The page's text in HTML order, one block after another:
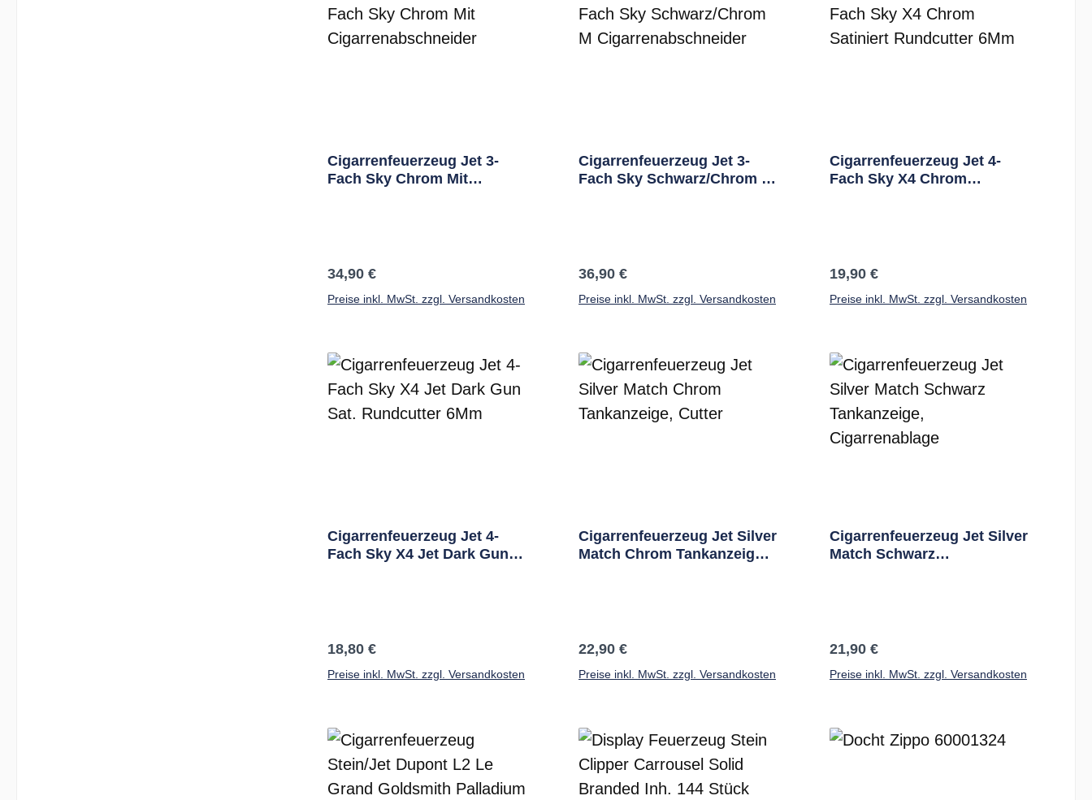
Cigarrenfeuerzeug Jet 3-
Fach Sky Chrom Mit
Regulärer Preis:
34,90 €
Preise inkl. MwSt. zzgl. Versandkosten
Cigarrenfeuerzeug Jet 3-
Fach Sky Schwarz/Chrom M
Regulärer Preis:
36,90 €
Preise inkl. MwSt. zzgl. Versandkosten
Cigarrenfeuerzeug Jet 4-
Fach Sky X4 Chrom
Regulärer Preis:
19,90 €
Preise inkl. MwSt. zzgl. Versandkosten
Cigarrenfeuerzeug Jet 4-
Fach Sky X4 Jet Dark Gun
Regulärer Preis:
18,80 €
Preise inkl. MwSt. zzgl. Versandkosten
Cigarrenfeuerzeug Jet Silver
Match Chrom Tankanzeige,
Regulärer Preis:
22,90 €
Preise inkl. MwSt. zzgl. Versandkosten
Cigarrenfeuerzeug Jet Silver
Match Schwarz
Regulärer Preis:
21,90 €
Preise inkl. MwSt. zzgl. Versandkosten